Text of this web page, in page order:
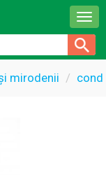
mirodenii